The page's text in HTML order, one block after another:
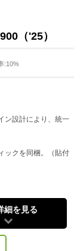
（'25）
:10%
ン設計により、統一
ックを同梱。（貼付
細を見る